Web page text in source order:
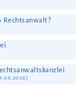
Rechtsanwalt?
)